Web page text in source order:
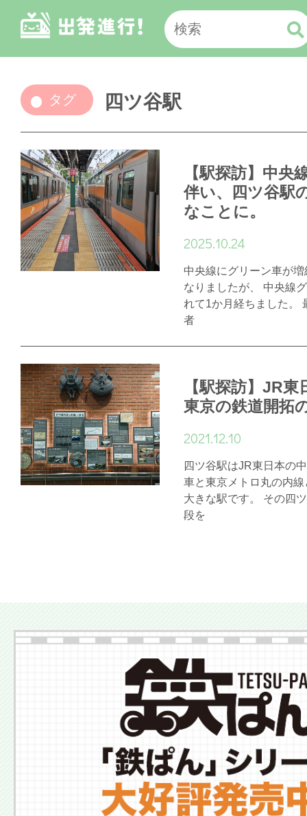
タグ 四ツ谷駅
【駅探訪】中央
伴い、四ツ谷駅
なことに。
2025.10.24
中央線にグリーン車が
なりましたが、 中央線
れて1か月経ちました。
者
【駅探訪】JR
東京の鉄道開拓
2021.12.10
四ツ谷駅はJR東日本の
車と東京メトロ丸の内
大きな駅です。 その四
段を